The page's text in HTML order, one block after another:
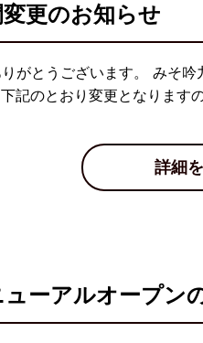
更のお知らせ
がとうございます。 みそ
記のとおり変更となります
詳細
ーアルオープン